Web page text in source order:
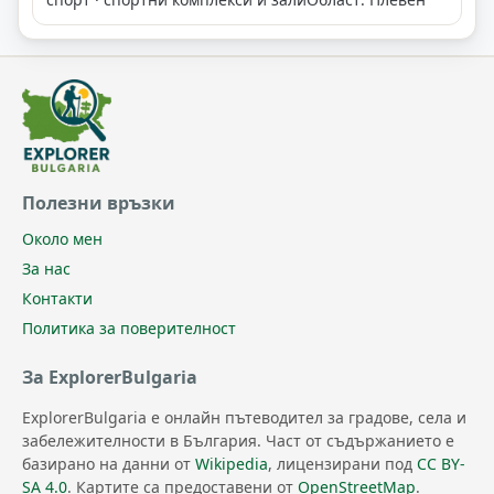
Полезни връзки
Около мен
За нас
Контакти
Политика за поверителност
За ExplorerBulgaria
ExplorerBulgaria е онлайн пътеводител за градове, села и
забележителности в България. Част от съдържанието е
базирано на данни от Wikipedia, лицензирани под CC BY-
SA 4.0. Картите са предоставени от OpenStreetMap.